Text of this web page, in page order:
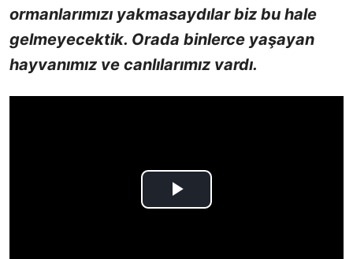
ormanlarımızı yakmasaydılar biz bu hale
gelmeyecektik. Orada binlerce yaşayan
hayvanımız ve canlılarımız vardı.